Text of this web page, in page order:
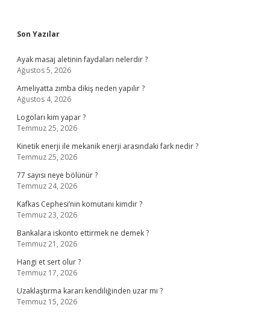
Sidebar
Son Yazılar
Ayak masaj aletinin faydaları nelerdir ?
Ağustos 5, 2026
Ameliyatta zımba dikiş neden yapılır ?
Ağustos 4, 2026
Logoları kim yapar ?
Temmuz 25, 2026
Kinetik enerji ile mekanik enerji arasındaki fark nedir ?
Temmuz 25, 2026
77 sayısı neye bölünür ?
Temmuz 24, 2026
Kafkas Cephesi’nin komutanı kimdir ?
Temmuz 23, 2026
Bankalara iskonto ettirmek ne demek ?
Temmuz 21, 2026
Hangi et sert olur ?
Temmuz 17, 2026
Uzaklaştırma kararı kendiliğinden uzar mı ?
Temmuz 15, 2026